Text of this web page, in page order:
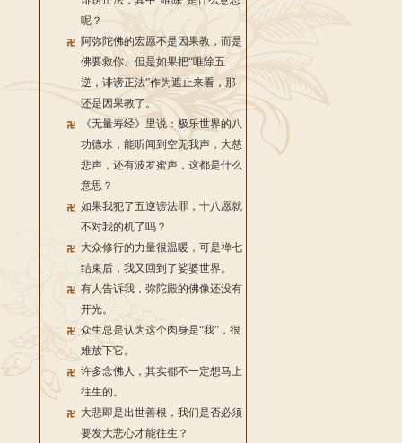
呢？
阿弥陀佛的宏愿不是因果教，而是
佛要救你。但是如果把“唯除五
逆，诽谤正法”作为遮止来看，那
还是因果教了。
《无量寿经》里说：极乐世界的八
功德水，能听闻到空无我声，大慈
悲声，还有波罗蜜声，这都是什么
意思？
如果我犯了五逆谤法罪，十八愿就
不对我的机了吗？
大众修行的力量很温暖，可是禅七
结束后，我又回到了娑婆世界。
有人告诉我，弥陀殿的佛像还没有
开光。
众生总是认为这个肉身是“我”，很
难放下它。
许多念佛人，其实都不一定想马上
往生的。
大悲即是出世善根，我们是否必须
要发大悲心才能往生？